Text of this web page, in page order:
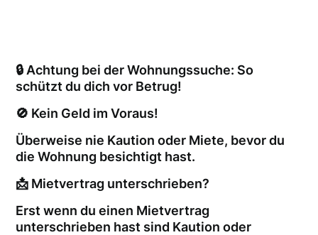
🔒 Achtung bei der Wohnungssuche: So
schützt du dich vor Betrug!
🚫 Kein Geld im Voraus!
Überweise nie Kaution oder Miete, bevor du
die Wohnung besichtigt hast.
📩 Mietvertrag unterschrieben?
Erst wenn du einen Mietvertrag
unterschrieben hast sind Kaution oder